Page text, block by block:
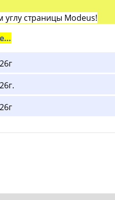
страницы Modeus!